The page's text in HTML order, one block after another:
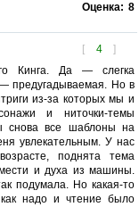
Оценка: 8
[ 4 ]
Кинга. Да — слегка
предугадываемая. Но в
из-за которых мы и
и ниточки-темы
снова все шаблоны на
увлекательным. У нас
поднята тема
и духа из машины.
подумала. Но какая-то
как надо и чтение было